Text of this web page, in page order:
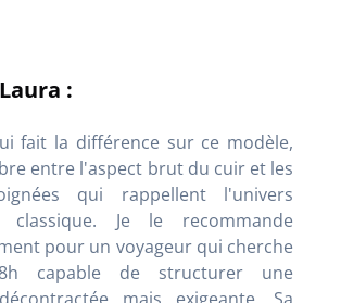
:
fait la différence sur ce modèle,
entre l'aspect brut du cuir et les
qui rappellent l'univers
classique. Je le recommande
pour un voyageur qui cherche
capable de structurer une